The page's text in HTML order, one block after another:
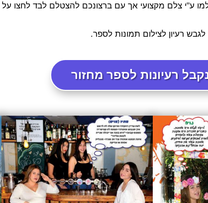
ע"י צלם מקצועי אך עם ברצונכם להצטלם לבד לחצו על
רעיון לצילום תמונות לספר.
רעיונות לספר מחזור